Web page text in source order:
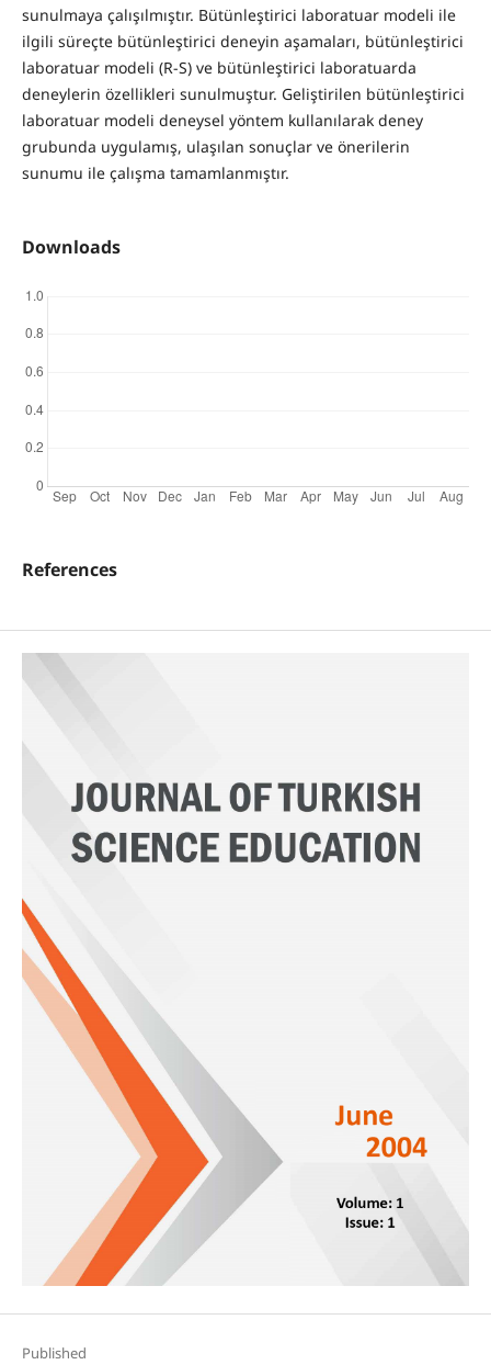
sunulmaya çalışılmıştır. Bütünleştirici laboratuar modeli ile
ilgili süreçte bütünleştirici deneyin aşamaları, bütünleştirici
laboratuar modeli (R-S) ve bütünleştirici laboratuarda
deneylerin özellikleri sunulmuştur. Geliştirilen bütünleştirici
laboratuar modeli deneysel yöntem kullanılarak deney
grubunda uygulamış, ulaşılan sonuçlar ve önerilerin
sunumu ile çalışma tamamlanmıştır.
Downloads
References
Published